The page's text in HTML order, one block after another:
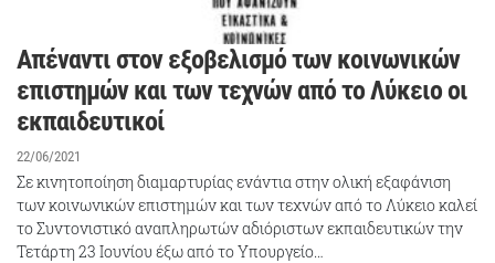
Απέναντι στον εξοβελισμό των κοινωνικών
επιστημών και των τεχνών από το Λύκειο οι
εκπαιδευτικοί
22/06/2021
Σε κινητοποίηση διαμαρτυρίας ενάντια στην ολική εξαφάνιση
των κοινωνικών επιστημών και των τεχνών από το Λύκειο καλεί
το Συντονιστικό αναπληρωτών αδιόριστων εκπαιδευτικών την
Τετάρτη 23 Ιουνίου έξω από το Υπουργείο…